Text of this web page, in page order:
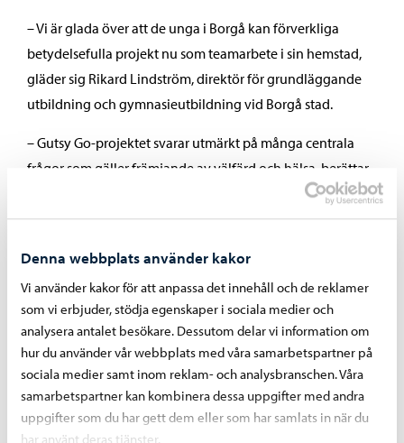
Denna webbplats använder kakor
Vi använder kakor för att anpassa det innehåll och de reklamer
som vi erbjuder, stödja egenskaper i sociala medier och
analysera antalet besökare. Dessutom delar vi information om
hur du använder vår webbplats med våra samarbetspartner på
sociala medier samt inom reklam- och analysbranschen. Våra
samarbetspartner kan kombinera dessa uppgifter med andra
uppgifter som du har gett dem eller som har samlats in när du
har använt deras tjänster.
– Vi är glada över att de unga i Borgå kan förverkliga
betydelsefulla projekt nu som teamarbete i sin hemstad,
gläder sig Rikard Lindström, direktör för grundläggande
utbildning och gymnasieutbildning vid Borgå stad.
– Gutsy Go-projektet svarar utmärkt på många centrala
frågor som gäller främjande av välfärd och hälsa, berättar
Petra Bärlund-Hämäläinen, välfärdskoordinator vid Borgå
stad.
Detta är ett gemensamt pressmeddelande från Gutsy Go,
Borgå stad och Esbo stad.
Gutsy Go:s pressmeddelande
Dela på FacebookDela på LinkedInDela på WhatsApp